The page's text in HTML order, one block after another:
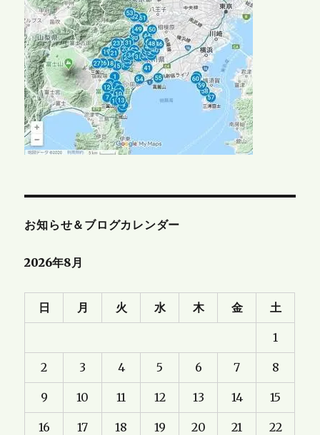
お知らせ＆ブログカレンダー
2026年8月
日 月 火 水 木 金 土
1
2 3 4 5 6 7 8
9 10 11 12 13 14 15
16 17 18 19 20 21 22